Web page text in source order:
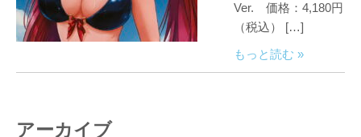
Ver. 価格：4,180円
（税込） […]
もっと読む »
アーカイブ